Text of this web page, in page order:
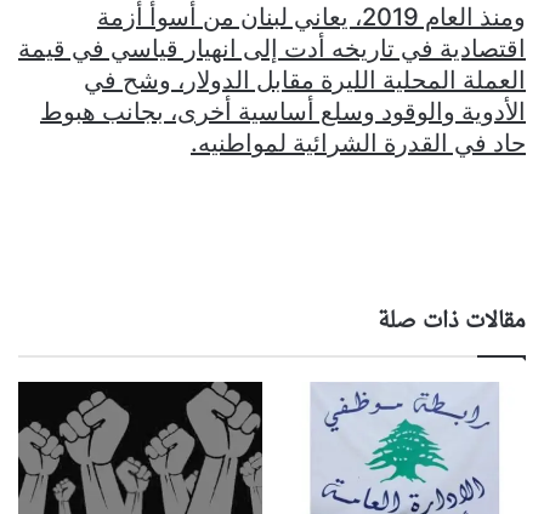
ومنذ العام 2019، يعاني لبنان من أسوأ أزمة
اقتصادية في تاريخه أدت إلى انهيار قياسي في قيمة
العملة المحلية الليرة مقابل الدولار، وشح في
الأدوية والوقود وسلع أساسية أخرى، بجانب هبوط
حاد في القدرة الشرائية لمواطنيه.
مقالات ذات صلة